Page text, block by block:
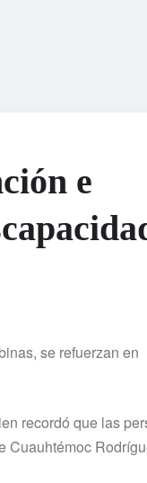
e
se refuerzan en
recordó que las
Cuauhtémoc